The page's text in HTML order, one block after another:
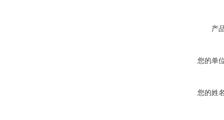
产
您的单
您的姓